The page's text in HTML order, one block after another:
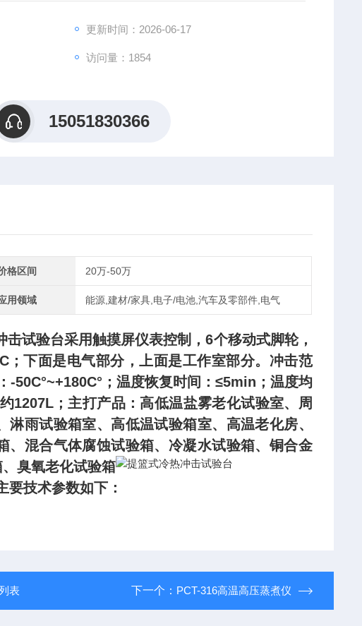
更新时间：2026-06-17
访问量：1854
15051830366
格区间 20万-50万
用领域 能源,建材/家具,电子/电池,汽车及零部件,电气
击试验台采用触摸屏仪表控制，6个移动式脚轮，
； 下面是电气部分，上面是工作室部分。冲击范
-50C°~+180C°；温度恢复时间：≤5min；温度均
1207L；主打产品：高低温盐雾老化试验室、周
雨试验箱室、高低温试验箱室、高温老化房、
混合气体腐蚀试验箱、冷凝水试验箱、铜合金
臭氧老化试验箱
要技术参数如下：
表 下一个： PCT-316高温高压蒸煮仪